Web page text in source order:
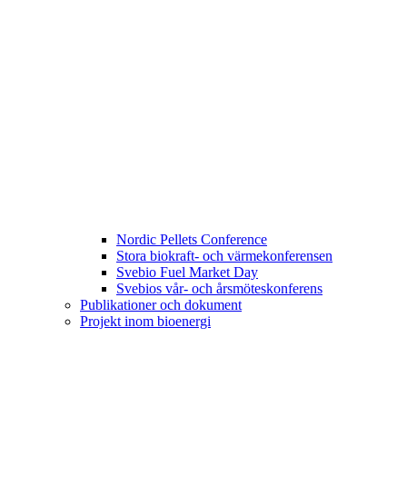
Nordic Pellets Conference
Stora biokraft- och värmekonferensen
Svebio Fuel Market Day
Svebios vår- och årsmöteskonferens
Publikationer och dokument
Projekt inom bioenergi